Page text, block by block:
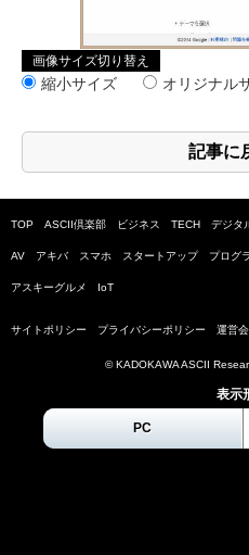
画像サイズ切り替え
縮小サイズ オリジナル
記事に
TOP ASCII倶楽部 ビジネス TECH デジタ
AV アキバ スマホ スタートアップ プログ
アスキーグルメ IoT
サイトポリシー プライバシーポリシー 運営
© KADOKAWA ASCII
表示
PC